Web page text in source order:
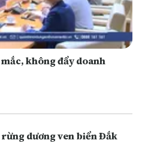
không đẩy doanh
dương ven biển Đắk